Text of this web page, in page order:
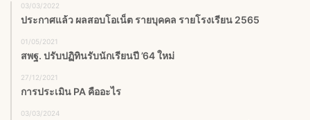
03/03/2022
ประกาศแล้ว ผลสอบโอเน็ต รายบุคคล รายโรงเรียน 2565
01/05/2021
สพฐ. ปรับปฏิทินรับนักเรียนปี ’64 ใหม่
27/12/2021
การประเมิน PA คืออะไร
03/03/2024